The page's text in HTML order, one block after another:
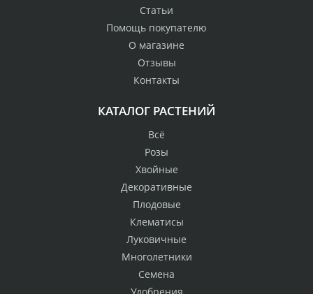
Статьи
Помощь покупателю
О магазине
Отзывы
Контакты
КАТАЛОГ РАСТЕНИЙ
Всё
Розы
Хвойные
Декоративные
Плодовые
Клематисы
Луковичные
Многолетники
Семена